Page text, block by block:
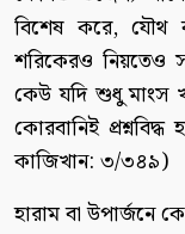
বিশেষ করে, যৌথ
শরিকেরও নিয়তেও
কেউ যদি শুধু মাংস
কোরবানিই
কাজিখান: ৩/৩৪৯)
হারাম বা উপার্জনে